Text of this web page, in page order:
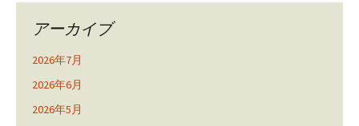
アーカイブ
2026年7月
2026年6月
2026年5月